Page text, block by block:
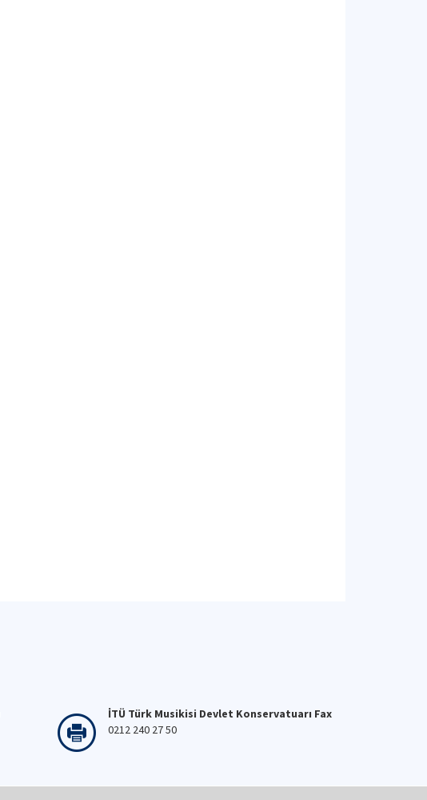
İTÜ Türk Musikisi Devlet Konservatuarı Fax
0212 240 27 50